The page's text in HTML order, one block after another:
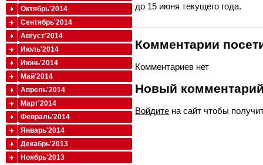
до 15 июня текущего года.
Комментарии
Комментариев нет
Новый
Войдите на сайт чтобы
Октябрь'2014
Сентябрь'2014
Август'2014
Июль'2014
Июнь'2014
Май'2014
Апрель'2014
Март'2014
Февраль'2014
Январь'2014
Декабрь'2013
Ноябрь'2013